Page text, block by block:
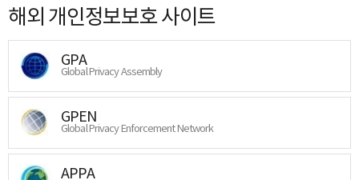
해외 개인정보보호 사이트
GPA
Global Privacy Assembly
GPEN
Global Privacy Enforcement Network
APPA